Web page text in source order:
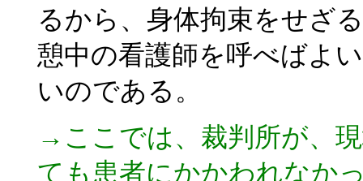
るから、身体拘束をせざ
憩中の看護師を呼べばよ
いのである。
→ここでは、裁判所が、
ても患者にかかわれなか